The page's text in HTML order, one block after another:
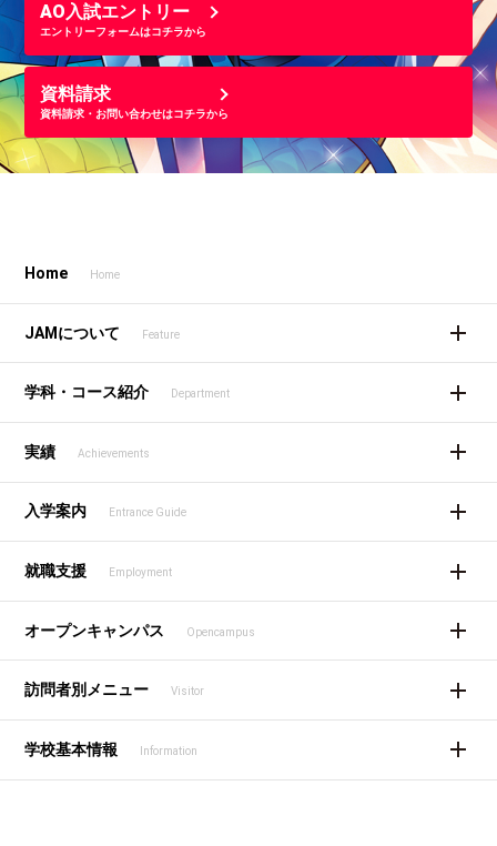
AO入試エントリー
エントリーフォームはコチラから
資料請求
資料請求・お問い合わせはコチラから
Home Home
JAMについて Feature
学科・コース紹介 Department
実績 Achievements
入学案内 Entrance Guide
就職支援 Employment
オープンキャンパス Opencampus
訪問者別メニュー Visitor
学校基本情報 Information